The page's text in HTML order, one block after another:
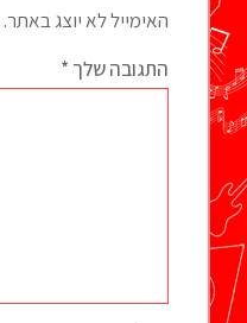
האימייל לא יוצג באתר.
התגובה שלך *